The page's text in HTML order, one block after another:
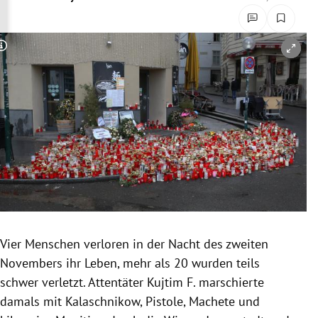
Untermenü
Untermenü
Untermenü
Untermenü
Untermenü
Untermenü
Untermenü
Copyright-Hinweis öffnen/schließen
Vier Menschen verloren in der Nacht des zweiten
Novembers ihr Leben, mehr als 20 wurden teils
schwer verletzt. Attentäter Kujtim F. marschierte
damals mit Kalaschnikow, Pistole, Machete und